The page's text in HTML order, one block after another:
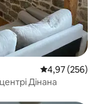
Середня
4,97 (256)
Дінана